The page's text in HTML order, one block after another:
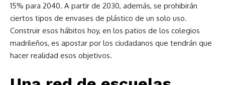
15% para 2040. A partir de 2030, además, se prohibirán
ciertos tipos de envases de plástico de un solo uso.
Construir esos hábitos hoy, en los patios de los colegios
madrileños, es apostar por los ciudadanos que tendrán que
hacer realidad esos objetivos.